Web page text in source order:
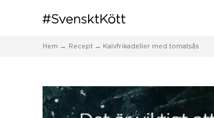
Hem Recept Kalvfrikadeller med tomatsås